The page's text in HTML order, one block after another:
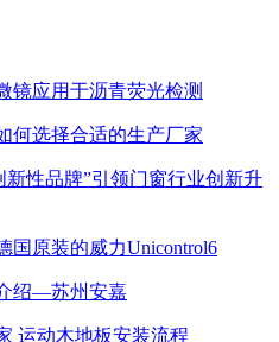
镜应用于沥青荧光检测
何选择合适的生产厂家
新性品牌”引领门窗行业创新升
国原装的威力Unicontrol6
绍—苏州安嘉
运动木地板安装流程